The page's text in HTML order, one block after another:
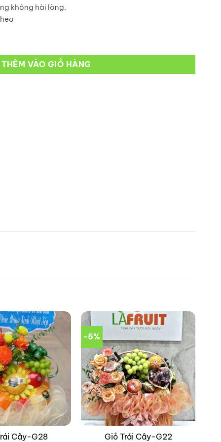
không hài lòng.
THÊM VÀO GIỎ HÀNG
Cây-G28
-5%
Giỏ Trái Cây-G22